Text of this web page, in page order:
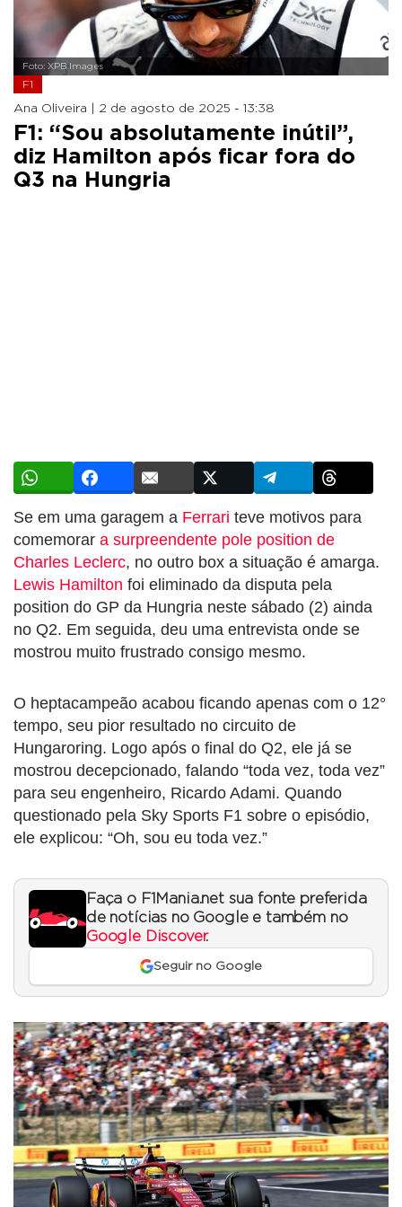
Foto: XPB Images
F1
Ana Oliveira | 2 de agosto de 2025 - 13:38
F1: “Sou absolutamente inútil”,
diz Hamilton após ficar fora do
Q3 na Hungria
Se em uma garagem a Ferrari teve motivos para
comemorar a surpreendente pole position de
Charles Leclerc, no outro box a situação é amarga.
Lewis Hamilton foi eliminado da disputa pela
position do GP da Hungria neste sábado (2) ainda
no Q2. Em seguida, deu uma entrevista onde se
mostrou muito frustrado consigo mesmo.
O heptacampeão acabou ficando apenas com o 12°
tempo, seu pior resultado no circuito de
Hungaroring. Logo após o final do Q2, ele já se
mostrou decepcionado, falando “toda vez, toda vez”
para seu engenheiro, Ricardo Adami. Quando
questionado pela Sky Sports F1 sobre o episódio,
ele explicou: “Oh, sou eu toda vez.”
Faça o F1Mania.net sua fonte preferida
de notícias no Google e também no
Google Discover.
Seguir no Google